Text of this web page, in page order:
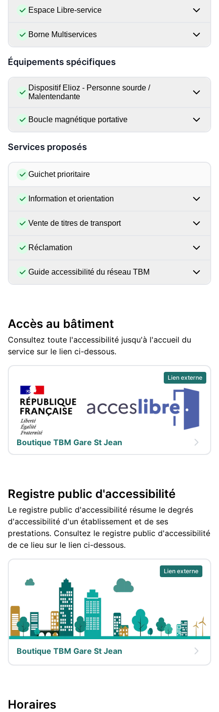
Espace Libre-service
Borne Multiservices
Équipements spécifiques
Dispositif Elioz - Personne sourde /
Malentendante
Boucle magnétique portative
Services proposés
Guichet prioritaire
Information et orientation
Vente de titres de transport
Réclamation
Guide accessibilité du réseau TBM
Accès au bâtiment
Consultez toute l'accessibilité jusqu'à l'accueil du
service sur le lien ci-dessous.
Lien externe
Boutique TBM Gare St Jean
Registre public d'accessibilité
Le registre public d'accessibilité résume le degrés
d'accessibilité d'un établissement et de ses
prestations. Consultez le registre public d'accessibilité
de ce lieu sur le lien ci-dessous.
Lien externe
Boutique TBM Gare St Jean
Horaires